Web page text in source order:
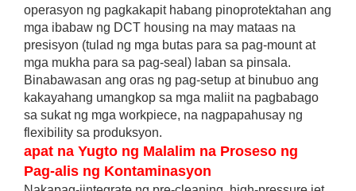
operasyon ng pagkakapit habang pinoprotektahan ang
mga ibabaw ng DCT housing na may mataas na
presisyon (tulad ng mga butas para sa pag-mount at
mga mukha para sa pag-seal) laban sa pinsala.
Binabawasan ang oras ng pag-setup at binubuo ang
kakayahang umangkop sa mga maliit na pagbabago
sa sukat ng mga workpiece, na nagpapahusay ng
flexibility sa produksyon.
apat na Yugto ng Malalim na Proseso ng
Pag-alis ng Kontaminasyon